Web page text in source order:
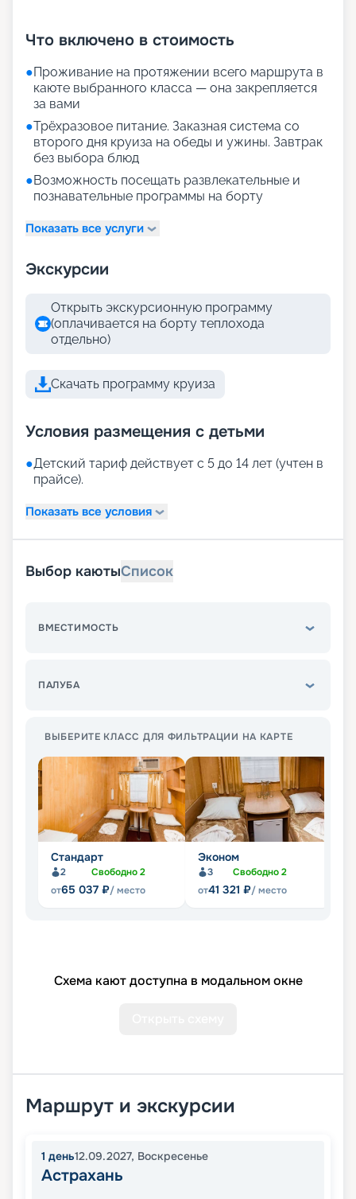
Что включено в стоимость
●Проживание на протяжении всего маршрута в
каюте выбранного класса — она закрепляется
за вами
●Трёхразовое питание. Заказная система со
второго дня круиза на обеды и ужины. Завтрак
без выбора блюд
●Возможность посещать развлекательные и
познавательные программы на борту
Показать все услуги
Экскурсии
Открыть экскурсионную программу
(оплачивается на борту теплохода
отдельно)
Скачать программу круиза
Условия размещения с детьми
●Детский тариф действует с 5 до 14 лет (учтен в
прайсе).
Показать все условия
Выбор каютыСписок
ВМЕСТИМОСТЬ
ПАЛУБА
ВЫБЕРИТЕ КЛАСС ДЛЯ ФИЛЬТРАЦИИ НА КАРТЕ
Стандарт
2 Свободно2
от65 037 ₽/ место
Эконом
3 Свободно2
от41 321 ₽/ место
Схема кают доступна в модальном окне
Маршрут и экскурсии
1 день12.09.2027, Воскресенье
Астрахань